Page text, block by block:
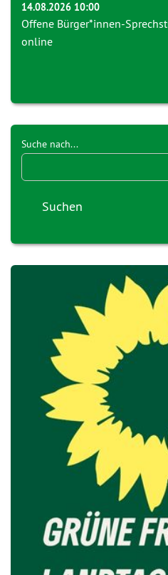
14.08.2026 10:00
Offene Bürger*innen-
online
Suche nach...